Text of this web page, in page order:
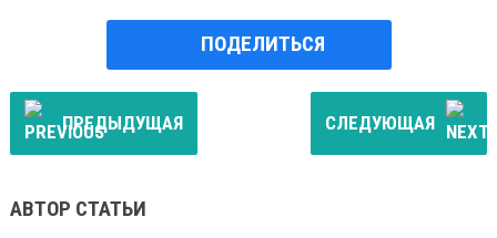
ПОДЕЛИТЬСЯ
ПРЕДЫДУЩАЯ СЛЕДУЮЩАЯ
АВТОР СТАТЬИ